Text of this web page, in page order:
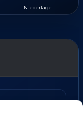
Niederlage
II